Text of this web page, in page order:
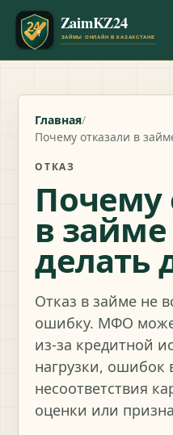
Главная/
Почему отказали в
ОТКАЗ
Почему
в
делать
Отказ в займе не
ошибку. МФО
из-за кредитной
нагрузки, ошибок
несоответствия
оценки или